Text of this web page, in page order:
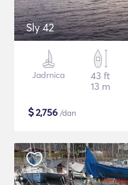
Sly 42
Jadrnica
43 ft
13 m
$2,756 /dan